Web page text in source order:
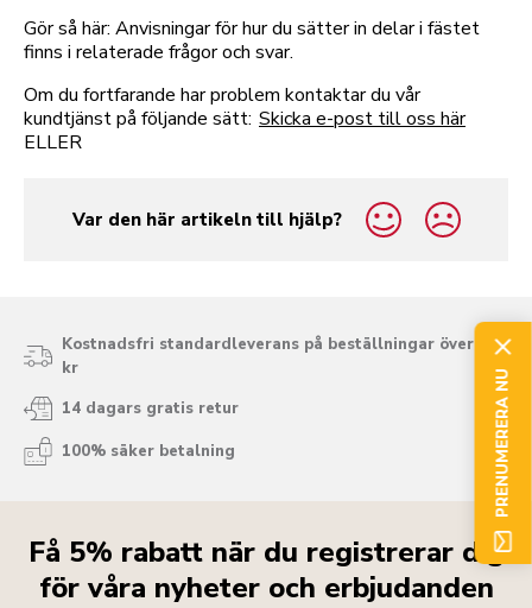
Gör så här: Anvisningar för hur du sätter in delar i fästet
finns i relaterade frågor och svar.
Om du fortfarande har problem kontaktar du vår
kundtjänst på följande sätt: Skicka e-post till oss här
ELLER
Var den här artikeln till hjälp?
yes
no
Kostnadsfri standardleverans på beställningar över 975
kr
14 dagars gratis retur
100% säker betalning
Få 5% rabatt när du registrerar dig
för våra nyheter och erbjudanden
PRENUMERERA NU